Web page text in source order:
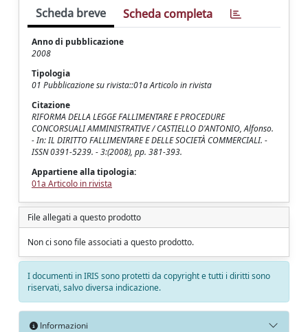
Scheda breve Scheda completa
Anno di pubblicazione
2008
Tipologia
01 Pubblicazione su rivista::01a Articolo in rivista
Citazione
RIFORMA DELLA LEGGE FALLIMENTARE E PROCEDURE
CONCORSUALI AMMINISTRATIVE / CASTIELLO D'ANTONIO, Alfonso.
- In: IL DIRITTO FALLIMENTARE E DELLE SOCIETÀ COMMERCIALI. -
ISSN 0391-5239. - 3:(2008), pp. 381-393.
Appartiene alla tipologia:
01a Articolo in rivista
File allegati a questo prodotto
Non ci sono file associati a questo prodotto.
I documenti in IRIS sono protetti da copyright e tutti i diritti sono
riservati, salvo diversa indicazione.
Informazioni